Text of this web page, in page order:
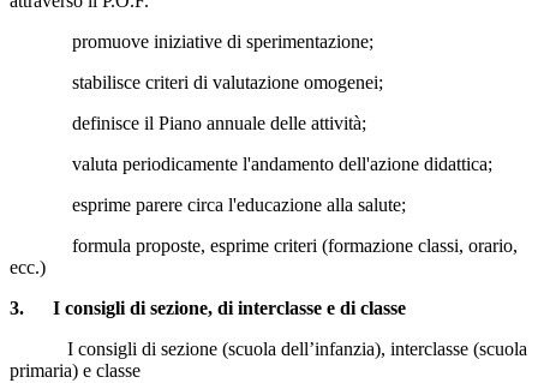
promuove iniziative di sperimentazione;
stabilisce criteri di valutazione omogenei;
definisce il Piano annuale delle attività;
valuta periodicamente l'andamento dell'azione didattica;
esprime parere circa l'educazione alla salute;
formula proposte, esprime criteri (formazione classi, orario,
ecc.)
3. I consigli di sezione, di interclasse e di classe
I consigli di sezione (scuola dell’infanzia), interclasse (scuola
primaria) e classe